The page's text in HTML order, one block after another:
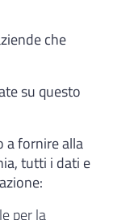
che
su questo
a fornire alla
tutti i dati e
per la